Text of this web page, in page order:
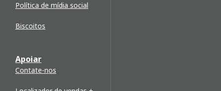
Política de mídia social
Biscoitos
Apoiar
Contate-nos